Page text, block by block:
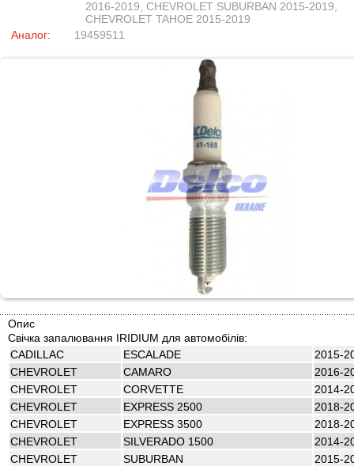
2016-2019, CHEVROLET SUBURBAN 2015-2019,
CHEVROLET TAHOE 2015-2019
Аналог:
19459511
Опис
Свічка запалювання IRIDIUM для автомобілів:
CADILLAC
ESCALADE
2015-
CHEVROLET
CAMARO
2016-
CHEVROLET
CORVETTE
2014-
CHEVROLET
EXPRESS 2500
2018-
CHEVROLET
EXPRESS 3500
2018-
CHEVROLET
SILVERADO 1500
2014-
CHEVROLET
SUBURBAN
2015-